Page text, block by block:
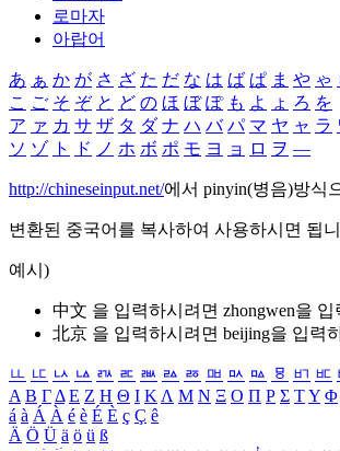
로마자
아랍어
あ ぁ か が さ ざ た だ な は ば ぱ ま や ゃ
こ ご そ ぞ と ど の ほ ぼ ぽ も よ ょ ろ を
ア ァ カ サ ザ タ ダ ナ ハ バ パ マ ヤ ャ ラ
ソ ゾ ト ド ノ ホ ボ ポ モ ヨ ョ ロ ヲ ―
http://chineseinput.net/에서 pinyin(병음)방식
변환된 중국어를 복사하여 사용하시면 됩
예시)
中文 을 입력하시려면 zhongwen을 입
北京 을 입력하시려면 beijing을 입력
ㅥ ㅦ ㅧ ㅨ ㅩ ㅪ ㅫ ㅬ ㅭ ㅮ ㅯ ㅰ ㅱ ㅲ ㅳ
Α Β ΓΔ Ε Ζ Η Θ Ι ΚΛ Μ Ν Ξ Ο Π Ρ Σ ΤΥ Φ
á à Á À é è É È ç Ç ê
Ä Ö Ü ä ö ü ß